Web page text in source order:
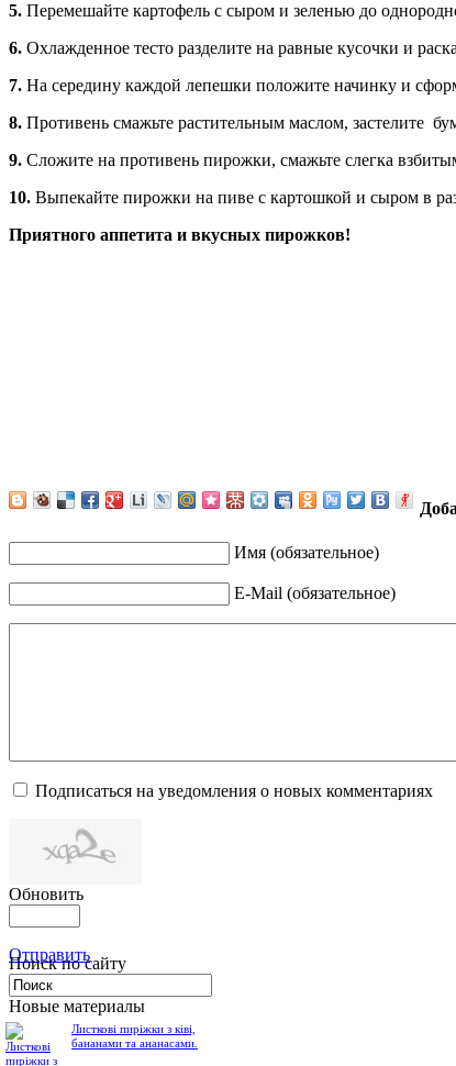
5. Перемешайте картофель с сыром и зеленью до
6. Охлажденное тесто разделите на равные кусочки и
7. На середину каждой лепешки положите начинку и
8. Противень смажьте растительным маслом, застелите
9. Сложите на противень пирожки, смажьте слегка
10. Выпекайте пирожки на пиве с картошкой и сыром в
Приятного аппетита и вкусных пирожков!
Имя (обязательное)
E-Mail (обязательное)
Подписаться на уведомления о новых комментариях
Обновить
Отправить
Поиск по сайту
Новые материалы
Листкові пиріжки з ківі,
бананами та ананасами.